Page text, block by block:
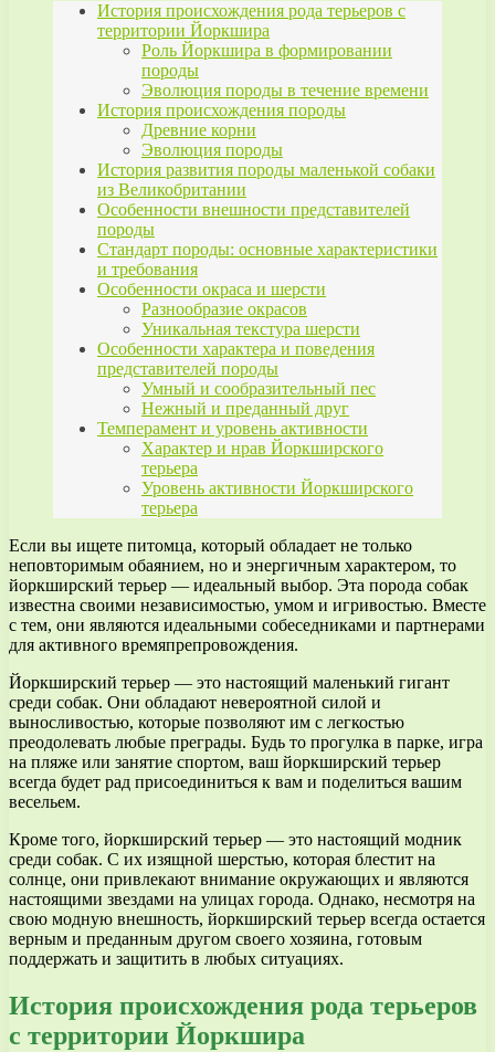
История происхождения рода терьеров с
территории Йоркшира
Роль Йоркшира в формировании
породы
Эволюция породы в течение времени
История происхождения породы
Древние корни
Эволюция породы
История развития породы маленькой собаки
из Великобритании
Особенности внешности представителей
породы
Стандарт породы: основные характеристики
и требования
Особенности окраса и шерсти
Разнообразие окрасов
Уникальная текстура шерсти
Особенности характера и поведения
представителей породы
Умный и сообразительный пес
Нежный и преданный друг
Темперамент и уровень активности
Характер и нрав Йоркширского
терьера
Уровень активности Йоркширского
терьера
Если вы ищете питомца, который обладает не только
неповторимым обаянием, но и энергичным характером, то
йоркширский терьер — идеальный выбор. Эта порода собак
известна своими независимостью, умом и игривостью. Вместе
с тем, они являются идеальными собеседниками и партнерами
для активного времяпрепровождения.
Йоркширский терьер — это настоящий маленький гигант
среди собак. Они обладают невероятной силой и
выносливостью, которые позволяют им с легкостью
преодолевать любые преграды. Будь то прогулка в парке, игра
на пляже или занятие спортом, ваш йоркширский терьер
всегда будет рад присоединиться к вам и поделиться вашим
весельем.
Кроме того, йоркширский терьер — это настоящий модник
среди собак. С их изящной шерстью, которая блестит на
солнце, они привлекают внимание окружающих и являются
настоящими звездами на улицах города. Однако, несмотря на
свою модную внешность, йоркширский терьер всегда остается
верным и преданным другом своего хозяина, готовым
поддержать и защитить в любых ситуациях.
История происхождения рода терьеров
с территории Йоркшира